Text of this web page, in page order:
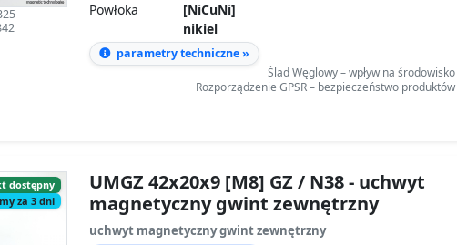
Powłoka
[NiCuNi]
nikiel
parametry techniczne »
Ślad Węglowy – wpływ na środowisko
Rozporządzenie GPSR – bezpieczeństwo produktów
dostępny
za 3 dni
UMGZ 42x20x9 [M8] GZ / N38 - uchwyt
magnetyczny gwint zewnętrzny
uchwyt magnetyczny gwint zewnętrzny